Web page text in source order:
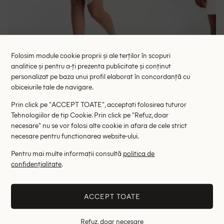
Rochie scurta ASOS, bej
74.00 lei 118.00 lei
RRP: 199.00 lei
44
Altii au fost interesati de
Folosim module cookie proprii și ale terților în scopuri
analitice și pentru a-ți prezenta publicitate și conținut
personalizat pe baza unui profil elaborat în concordanță cu
obiceiurile tale de navigare.
Prin click pe "ACCEPT TOATE", acceptati folosirea tuturor
Tehnologiilor de tip Cookie. Prin click pe "Refuz, doar
necesare" nu se vor folosi alte cookie in afara de cele strict
necesare pentru functionarea website-ului.
Pentru mai multe informații consultă politica de
confidențialitate.
ACCEPT TOATE
Refuz, doar necesare